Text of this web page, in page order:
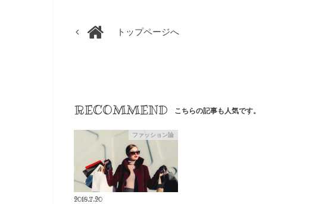
トップページへ
RECOMMEND こちらの記事も人気です。
ファッション論
2018.7.20